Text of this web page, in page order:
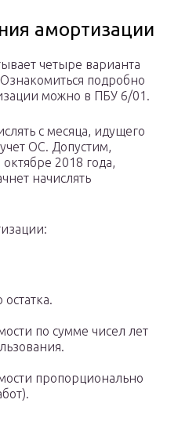
амортизации
четыре варианта
подробно
можно в ПБУ 6/01.
с месяца, идущего
ОС. Допустим,
2018 года,
начислять
по сумме чисел лет
пропорционально